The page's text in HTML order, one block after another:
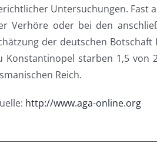
Untersuchungen. Fast
Verhöre oder bei den
der deutschen
Konstantinopel starben 1,5 von
Reich.
http://www.aga-online.org